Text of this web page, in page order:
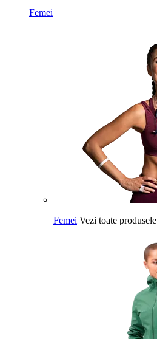
Femei
Femei Vezi toate produsele